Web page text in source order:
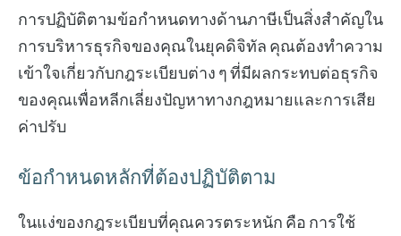
การปฏิบัติตามข้อกำหนดทางด้านภาษีเป็นสิ่งสำคัญใน
การบริหารธุรกิจของคุณในยุคดิจิทัล คุณต้องทำความ
เข้าใจเกี่ยวกับกฎระเบียบต่าง ๆ ที่มีผลกระทบต่อธุรกิจ
ของคุณเพื่อหลีกเลี่ยงปัญหาทางกฎหมายและการเสีย
ค่าปรับ
ข้อกำหนดหลักที่ต้องปฏิบัติตาม
ในแง่ของกฎระเบียบที่คุณควรตระหนัก คือ การใช้